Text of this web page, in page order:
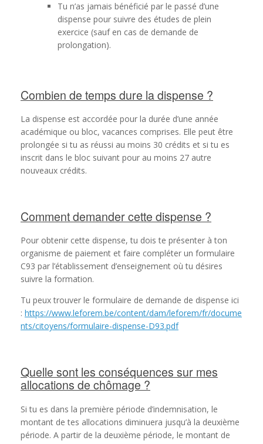
Tu n’as jamais bénéficié par le passé d’une
dispense pour suivre des études de plein
exercice (sauf en cas de demande de
prolongation).
Combien de temps dure la dispense ?
La dispense est accordée pour la durée d’une année
académique ou bloc, vacances comprises. Elle peut être
prolongée si tu as réussi au moins 30 crédits et si tu es
inscrit dans le bloc suivant pour au moins 27 autre
nouveaux crédits.
Comment demander cette dispense ?
Pour obtenir cette dispense, tu dois te présenter à ton
organisme de paiement et faire compléter un formulaire
C93 par l’établissement d’enseignement où tu désires
suivre la formation.
Tu peux trouver le formulaire de demande de dispense ici
: https://www.leforem.be/content/dam/leforem/fr/docume
nts/citoyens/formulaire-dispense-D93.pdf
Quelle sont les conséquences sur mes
allocations de chômage ?
Si tu es dans la première période d’indemnisation, le
montant de tes allocations diminuera jusqu’à la deuxième
période. A partir de la deuxième période, le montant de